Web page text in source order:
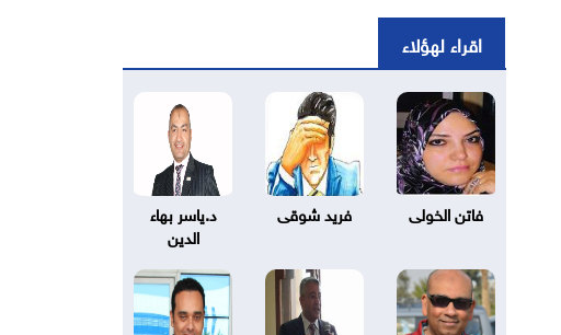
اقراء لهؤلاء
فاتن الخولى فريد شوقى
د.ياسر بهاء
الدين